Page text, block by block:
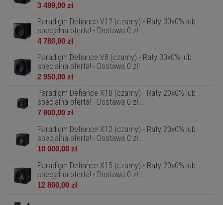
3 499,00 zł
Paradigm Defiance V12 (czarny) - Raty 30x0% lub
specjalna oferta! - Dostawa 0 zł...
4 780,00 zł
Paradigm Defiance V8 (czarny) - Raty 30x0% lub
specjalna oferta! - Dostawa 0 zł!
2 950,00 zł
Paradigm Defiance X10 (czarny) - Raty 20x0% lub
specjalna oferta! - Dostawa 0 zł...
7 800,00 zł
Paradigm Defiance X12 (czarny) - Raty 20x0% lub
specjalna oferta! - Dostawa 0 zł...
10 000,00 zł
Paradigm Defiance X15 (czarny) - Raty 20x0% lub
specjalna oferta! - Dostawa 0 zł...
12 800,00 zł